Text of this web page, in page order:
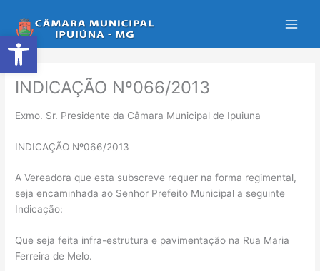
Abrir a barra de ferramentas
para
o
conteúdo
INDICAÇÃO Nº066/2013
Exmo. Sr. Presidente da Câmara Municipal de Ipuiuna
INDICAÇÃO Nº066/2013
A Vereadora que esta subscreve requer na forma regimental,
seja encaminhada ao Senhor Prefeito Municipal a seguinte
Indicação:
Que seja feita infra-estrutura e pavimentação na Rua Maria
Ferreira de Melo.